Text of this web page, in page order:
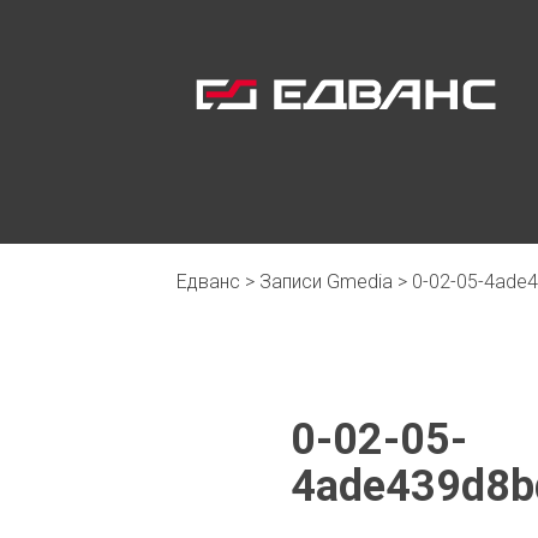
Едванс > Записи Gmedia > 0-02-05-
0-02-05-